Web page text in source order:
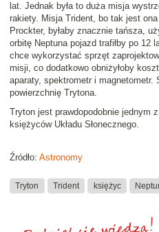
lat. Jednak była to duża misja
rakiety. Misja Trident, bo tak jest
Prockter, byłaby znacznie tańsza,
orbitę Neptuna pojazd trafiłby po 12
chce wykorzystać sprzęt
misji, co dodatkowo obniżyłoby
aparaty, spektrometr i magnetometr.
powierzchnię Trytona.
Tryton jest prawdopodobnie jednym
księżyców Układu Słonecznego.
Źródło: Astronomy
Tryton Trident księżyc